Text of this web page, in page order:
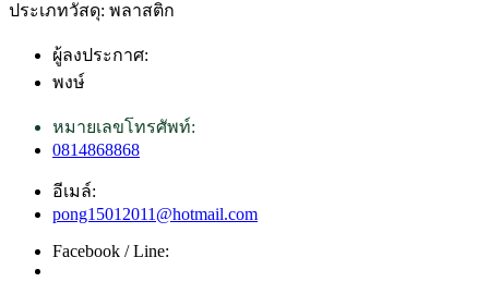
ประเภทวัสดุ: พลาสติก
ผู้ลงประกาศ:
พงษ์
หมายเลขโทรศัพท์:
0814868868
อีเมล์:
pong15012011@hotmail.com
Facebook / Line: